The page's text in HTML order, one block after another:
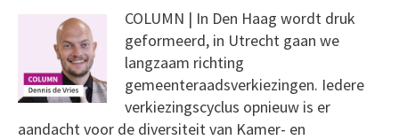
COLUMN | In Den Haag wordt druk
geformeerd, in Utrecht gaan we
langzaam richting
gemeenteraadsverkiezingen. Iedere
verkiezingscyclus opnieuw is er
aandacht voor de diversiteit van Kamer- en